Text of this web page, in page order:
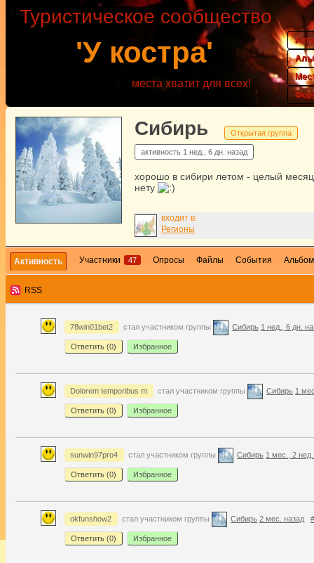
'У костра'
Туристическое сообщество
места хватит для всех!
Сибирь Открытая группа
активность 1 нед., 6 дн. назад
хорошо в сибири летом - целый месяц
нету
входит в:
Регионы
Активность Участники 47 Опросы Файлы События Альбом
RSS
78win01bet2 стал участником группы Сибирь 1 нед., 6 дн.
Ответить (0) Избранное
Dolorem temporibus m стал участником группы Сибирь 1
Ответить (0) Избранное
sunwin97pro4 стал участником группы Сибирь 1 мес., 2
Ответить (0) Избранное
okfunshow2 стал участником группы Сибирь 2 мес. назад #
Ответить (0) Избранное